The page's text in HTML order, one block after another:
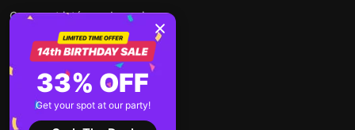
Comment intégrer des avis
Google gratuitement sur un site
web
Comment intégrer une fenêtre
contextuelle sur n'importe quel
site Web
33% OFF
Get your spot at our party!